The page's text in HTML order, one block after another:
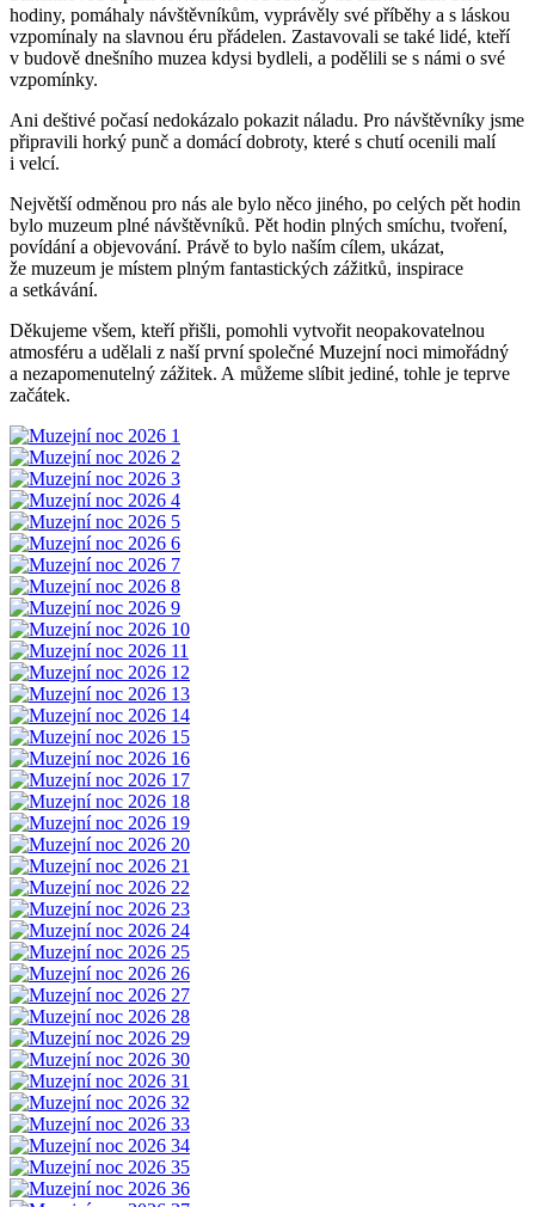
hodiny, pomáhaly návštěvníkům, vyprávěly své příběhy a s láskou
vzpomínaly na slavnou éru přádelen. Zastavovali se také lidé, kteří
v budově dnešního muzea kdysi bydleli, a podělili se s námi o své
vzpomínky.
Ani deštivé počasí nedokázalo pokazit náladu. Pro návštěvníky jsme
připravili horký punč a domácí dobroty, které s chutí ocenili malí
i velcí.
Největší odměnou pro nás ale bylo něco jiného, po celých pět hodin
bylo muzeum plné návštěvníků. Pět hodin plných smíchu, tvoření,
povídání a objevování. Právě to bylo naším cílem, ukázat,
že muzeum je místem plným fantastických zážitků, inspirace
a setkávání.
Děkujeme všem, kteří přišli, pomohli vytvořit neopakovatelnou
atmosféru a udělali z naší první společné Muzejní noci mimořádný
a nezapomenutelný zážitek. A můžeme slíbit jediné, tohle je teprve
začátek.